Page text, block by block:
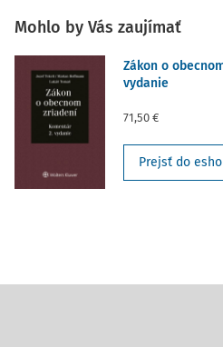
Mohlo by Vás zaujímať
Zákon o
vydanie
71,50 €
Prejsť do